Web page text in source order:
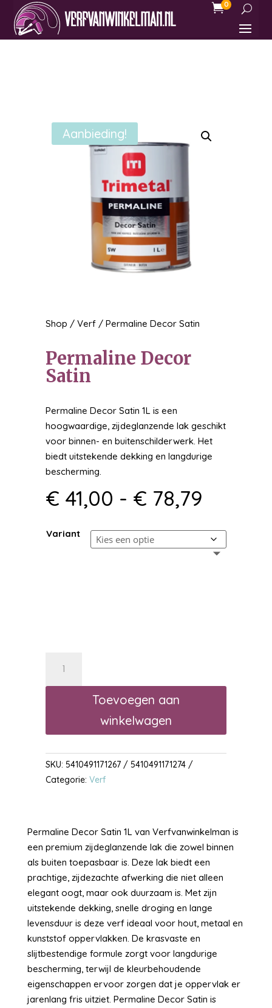
0
Aanbieding!
Shop / Verf/ Permaline Decor Satin
Permaline Decor
Satin
Permaline Decor Satin 1L is een
hoogwaardige, zijdeglanzende lak geschikt
voor binnen- en buitenschilderwerk. Het
biedt uitstekende dekking en langdurige
bescherming.
€ 41,00 - € 78,79
tot
€ 78,79
Variant
Decor
Satin
Toevoegen aan
winkelwagen
SKU: 5410491171267 / 5410491171274
Categorie: Verf
Permaline Decor Satin 1L van Verfvanwinkelman is
een premium zijdeglanzende lak die zowel binnen
als buiten toepasbaar is. Deze lak biedt een
prachtige, zijdezachte afwerking die niet alleen
elegant oogt, maar ook duurzaam is. Met zijn
uitstekende dekking, snelle droging en lange
levensduur is deze verf ideaal voor hout, metaal en
kunststof oppervlakken. De krasvaste en
slijtbestendige formule zorgt voor langdurige
bescherming, terwijl de kleurbehoudende
eigenschappen ervoor zorgen dat je oppervlak er
jarenlang fris uitziet. Permaline Decor Satin is